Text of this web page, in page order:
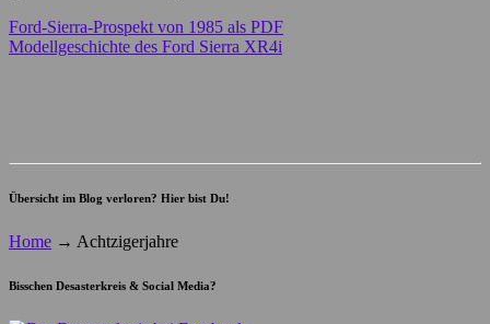
Ford-Sierra-Prospekt von 1985 als PDF
Modellgeschichte des Ford Sierra XR4i
Übersicht im Blog verloren? Hier bist Du!
Home → Achtzigerjahre
Bisschen Desasterkreis & Social Media?